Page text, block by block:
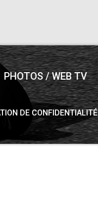
PHOTOS / WEB TV
DE CONFIDENTIALITÉ